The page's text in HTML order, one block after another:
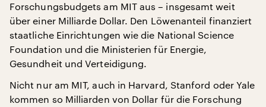
Forschungsbudgets am MIT aus – insgesamt weit
über einer Milliarde Dollar. Den Löwenanteil finanziert
staatliche Einrichtungen wie die National Science
Foundation und die Ministerien für Energie,
Gesundheit und Verteidigung.
Nicht nur am MIT, auch in Harvard, Stanford oder Yale
kommen so Milliarden von Dollar für die Forschung